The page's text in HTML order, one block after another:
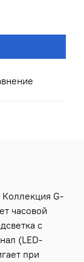
G-
часовой
с
(LED-
при